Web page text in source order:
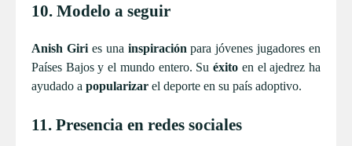
10. Modelo a seguir
Anish Giries una inspiración para jóvenes jugadores en
Países Bajos y el mundo entero. Suéxito en el ajedrez ha
ayudado a popularizar el deporte en su país adoptivo.
11. Presencia en redes sociales